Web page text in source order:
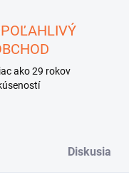
ako 29 rokov
Diskusia